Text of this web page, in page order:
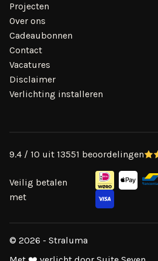
Projecten
Over ons
Cadeaubonnen
Contact
Vacatures
Disclaimer
Verlichting installeren
9.4 / 10 uit 13551 beoordelingen
Veilig betalen
met
© 2026 - Straluma